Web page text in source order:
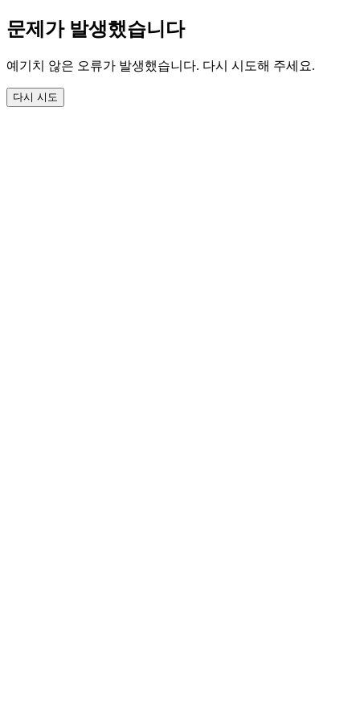
문제가 발생했습니다
예기치 않은 오류가 발생했습니다. 다시 시도해 주세요.
다시 시도